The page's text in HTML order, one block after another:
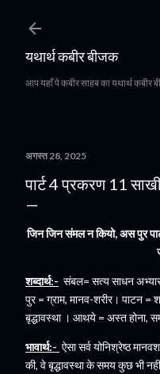
यथार्थ कबीर बीजक
आप यहाँ पे कबीर साहब का यथार्थ कबीर
अगस्त 28, 2025
पार्ट 4 प्रकरण 11
जिन जिन संमल न कियो, अस पुर
शब्दार्थ:- संबल= सत्य साधन
पुर = ग्राम, मानव-शरीर। पाटन =
बृद्धावस्था । आथये = अस्त होना,
भावार्थ:- ऐसा सर्व योनिश्रेष्ठ
की, वे बृद्धावस्था के समय कुछ भी